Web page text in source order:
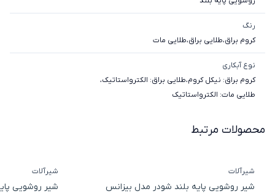
رنگ
کروم براق،طلایی براق،طلایی مات
نوع آبکاری
کروم براق: نیکل کروم،طلایی براق: الکترواستاتیک،
طلایی مات: الکترواستاتیک
محصولات مرتبط
شیرآلات
شیر روشویی پایه بلند شودر مدل بیزانس
شیرآلات
شیر روشویی